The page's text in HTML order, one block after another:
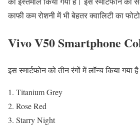
काफी कम रोशनी में भी बेहतर क्वालिटी का
Vivo V50 Smartphone
इस स्मार्टफोन को तीन रंगों में लॉन्च किया गया
Titanium Grey
Rose Red
Starry Night